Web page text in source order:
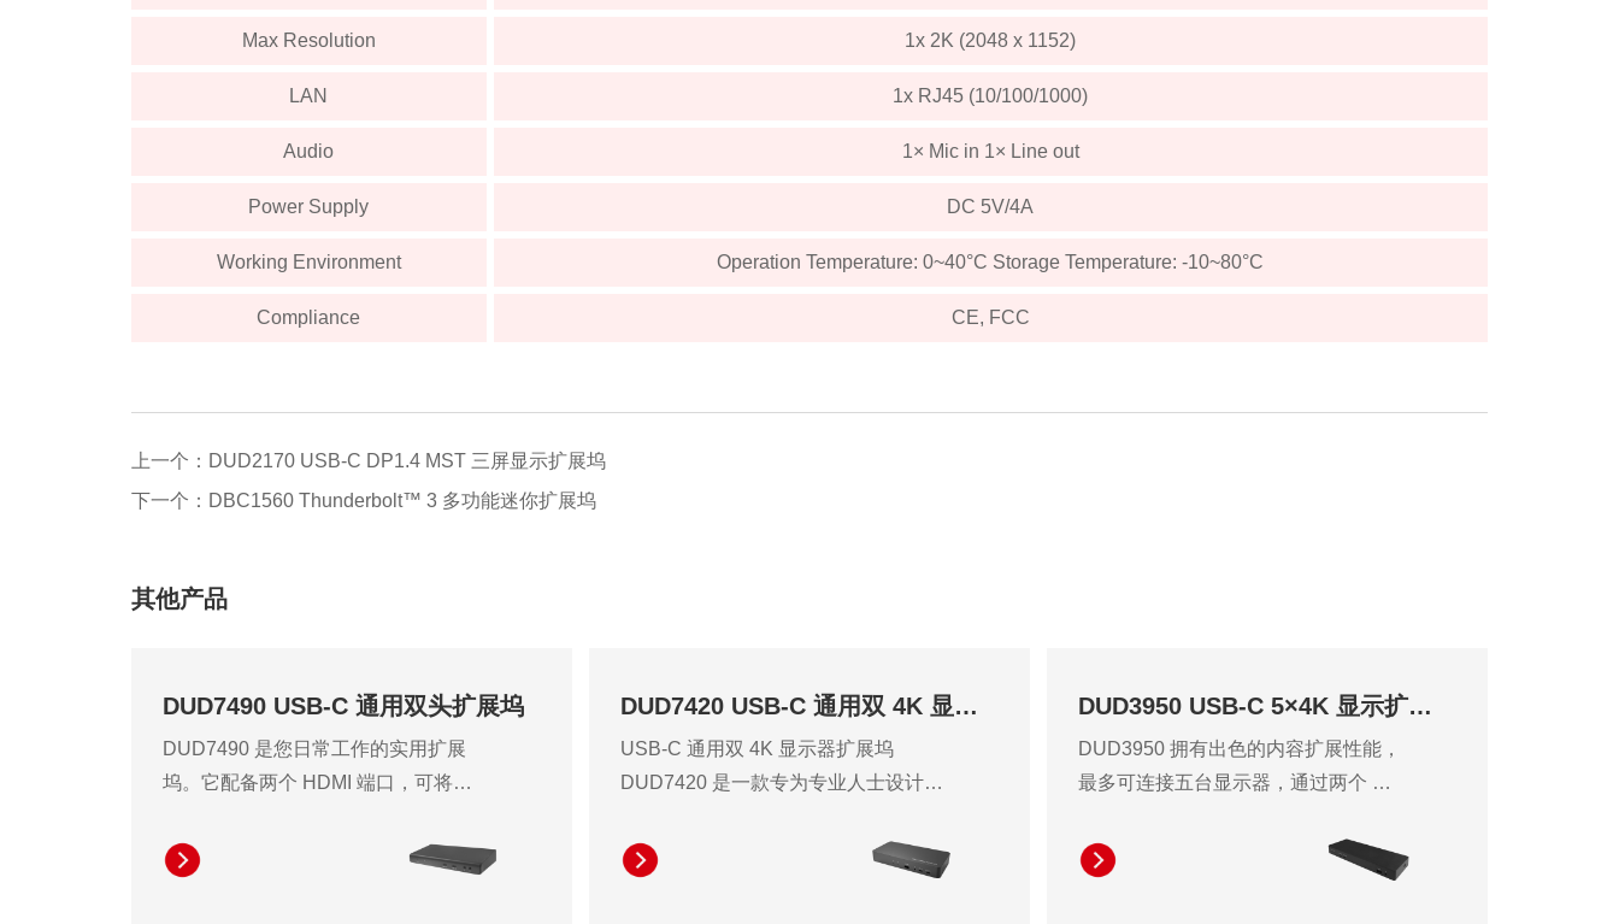
Max Resolution 1x 2K (2048 x 1152)
LAN 1x RJ45 (10/100/1000)
Audio 1× Mic in 1× Line out
Power Supply DC 5V/4A
Working Environment Operation Temperature: 0~40°C Storage Temperature: -10~80°C
Compliance CE, FCC
上一个：DUD2170 USB-C DP1.4 MST 三屏显示扩展坞
下一个：DBC1560 Thunderbolt™ 3 多功能迷你扩展坞
其他产品
DUD7490 USB-C 通用双头扩展坞
DUD7490 是您日常工作的实用扩展
坞。它配备两个 HDMI 端口，可将您
示器或一台 QHD 分辨率显示器。它同
时提供高达 96W 的笔记本电脑充电功
DUD7420 USB-C 通用双 4K 显示器扩展坞
USB-C 通用双 4K 显示器扩展坞
DUD7420 是一款专为专业人士设计的
和稳定的高分辨率显示输出，可显著
提升工作效率。用户只需一个 USB-C
DUD3950 USB-C 5×4K 显示扩展坞
DUD3950 拥有出色的内容扩展性能，
最多可连接五台显示器，通过两个 DP
4K60Hz 的分辨率，并通过多功能视
频接口显著提升工作效率和便捷性。